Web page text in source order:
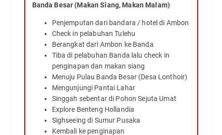
Banda Besar (Makan Siang, Makan Malam)
Penjemputan dari bandara / hotel di Ambon
Check in pelabuhan Tulehu
Berangkat dari Ambon ke Banda
Tiba di pelabuhan Banda lalu check in
penginapan dan makan siang
Menuju Pulau Banda Besar (Desa Lonthoir)
Mengunjungi Pantai Lahar
Singgah sebentar di Pohon Sejuta Umat
Explore Benteng Hollandia
Sighseeing di Sumur Pusaka
Kembali ke penginapan